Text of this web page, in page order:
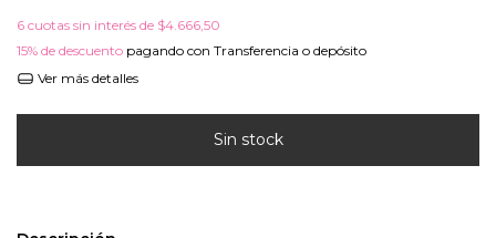
6 cuotas sin interés de $4.666,50
15% de descuento pagando con Transferencia o depósito
Ver más detalles